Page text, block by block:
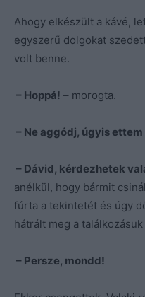
Ahogy elkészült a kávé,
egyszerű dolgokat
volt benne.
– Hoppá! – morogta.
– Ne aggódj, úgyis
– Dávid, kérdezhetek
anélkül, hogy bármit
fúrta a tekintetét és úgy
hátrált meg a találkozásuk
– Persze, mondd!